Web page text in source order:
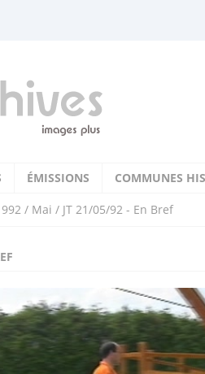
ÉMISSIONS COMMUNES
/ Mai / JT 21/05/92 - En Bref